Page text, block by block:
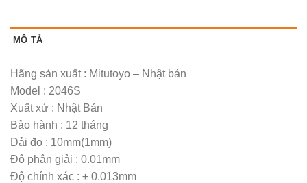
MÔ TẢ
Hãng sản xuất : Mitutoyo – Nhật bản
Model : 2046S
Xuất xứ : Nhật Bản
Bảo hành : 12 tháng
Dải đo : 10mm(1mm)
Độ phân giải : 0.01mm
Độ chính xác : ± 0.013mm